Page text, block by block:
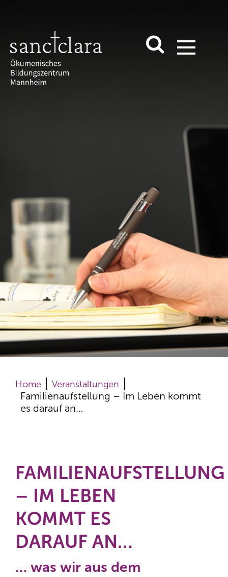
Home Veranstaltungen
Familienaufstellung – Im Leben kommt
es darauf an…
FAMILIENAUFSTELLUNG
– IM LEBEN
KOMMT ES
DARAUF AN…
… was wir aus dem